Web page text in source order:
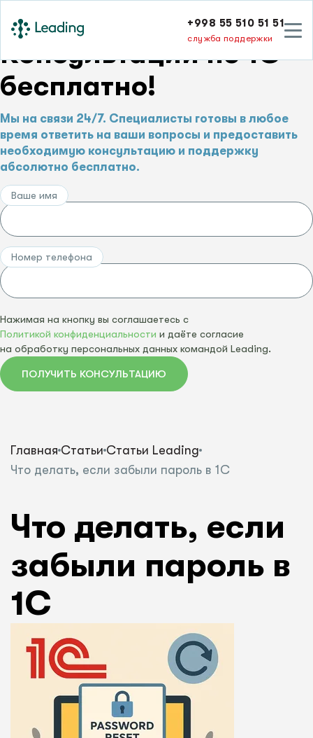
+998 55 510 51 51
служба поддержки
Консультации по 1С –
бесплатно!
Мы на связи 24/7. Специалисты готовы в любое
время ответить на ваши вопросы и предоставить
необходимую консультацию и поддержку
абсолютно бесплатно.
Ваше имя
Номер телефона
Нажимая на кнопку вы соглашаетесь с
Политикой конфиденциальности и даёте согласие
на обработку персональных данных командой Leading.
ПОЛУЧИТЬ КОНСУЛЬТАЦИЮ
Главная Статьи Статьи Leading
Что делать, если забыли пароль в 1С
Что делать, если
забыли пароль в
1С